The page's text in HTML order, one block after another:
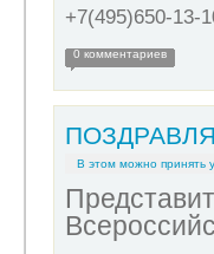
+7(495)650-13-
0 комментариев
В этом можно принять